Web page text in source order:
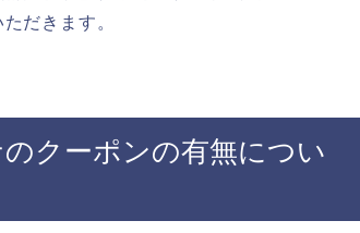
だきます。
クーポンの有無につい